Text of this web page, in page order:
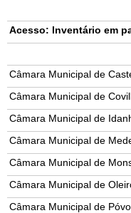
Acesso: Inventário em
Câmara Municipal de
Câmara Municipal de
Câmara Municipal de
Câmara Municipal de
Câmara Municipal de
Câmara Municipal de
Câmara Municipal de